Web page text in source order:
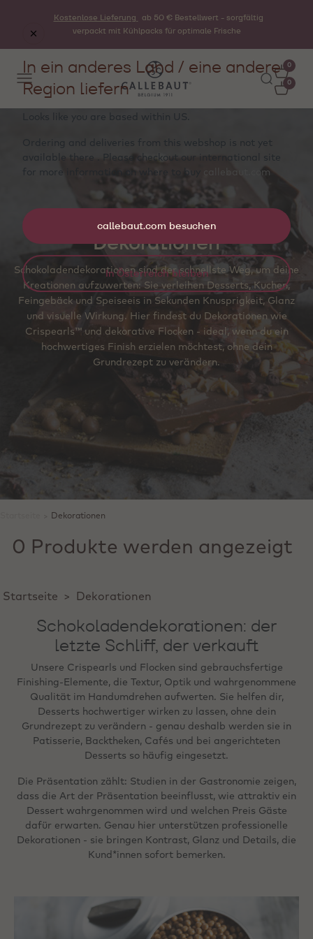
Kostenlose Lieferung
ab 50 € Bestellwert - sorgfältig
verpackt mit Kühlpacks für optimale Frische
0
0
Dekorationen
Schokoladendekorationen sind der schnellste Weg, um deine
Kreationen aufzuwerten: Sie verleihen Desserts, Kuchen,
Feingebäck und Speiseeis in Sekunden Knusprigkeit, Glanz
und visuelle Wirkung. Hier findest du Dekorationen wie
Crispearls™ und dekorative Flocken - ideal, wenn du ein
hochwertiges Finish erzielen möchtest, ohne dein
Grundrezept zu verändern.
Dekorationen
0 Produkte werden angezeigt
Startseite > Dekorationen
Schokoladendekorationen: der
letzte Schliff, der verkauft
Unsere Crispearls und Flocken sind gebrauchsfertige
Finishing-Elemente, die Textur, Optik und wahrgenommene
Qualität im Handumdrehen aufwerten. Sie helfen dir,
Desserts hochwertiger wirken zu lassen, ohne dein
Grundrezept zu verändern - genau deshalb werden sie in
Patisserie, Backtheken, Cafés und bei angerichteten
Desserts so häufig eingesetzt.
Die Präsentation zählt: Studien in der Gastronomie zeigen,
dass die Art der Präsentation beeinflusst, wie attraktiv ein
Dessert wahrgenommen wird und welchen Preis Gäste
dafür erwarten. Genau hier unterstützen professionelle
Dekorationen - sie bringen Kontrast, Glanz und Details, die
Kund*innen sofort bemerken.
In ein anderes Land / eine andere
Region liefern
Looks like you are based within US
Ordering and deliveries from this webshop is not yet
available there . Please checkout our international site
for more information on where to buy
callebaut.com
callebaut.com besuchen
In Österreich bleiben